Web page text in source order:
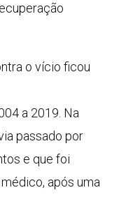
o vício ficou
a 2019. Na
passado por
e que foi
após uma